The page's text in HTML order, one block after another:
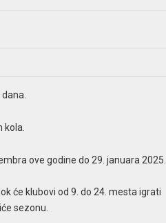
ove godine do 29. januara 2025.
će klubovi od 9. do 24. mesta igrati
sezonu.